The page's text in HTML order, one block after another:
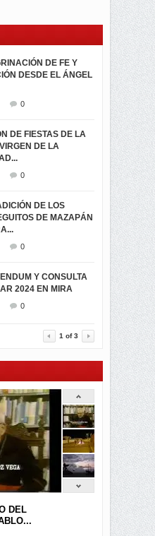
DE FE Y
DESDE EL ÁNGEL
0
DE FIESTAS DE LA
DE LA
0
DE LOS
DE MAZAPÁN
0
Y CONSULTA
2024 EN MIRA
0
DE LA VIRGEN
2024
DEL ARBOL DE
DE...
VUELTA
2023 EN
CRUCIAL:
VUELTA
EL 1...
ASAMBLEISTAS
PROVINCIA DEL
FUE
1 of3
DEL